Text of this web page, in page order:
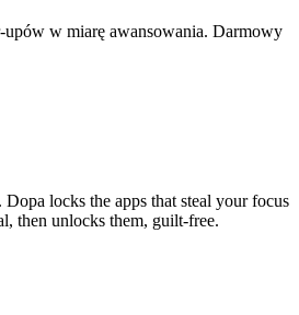
w miarę awansowania. Darmowy
locks the apps that steal your focus
then unlocks them, guilt-free.